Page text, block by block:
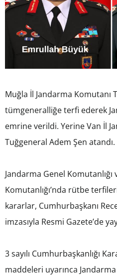
Muğla İl Jandarma Komutanı
tümgeneralliğe terfi ederek
emrine verildi. Yerine Van İl
Tuğgeneral Adem Şen atandı.
Jandarma Genel Komutanlığı
Komutanlığı’nda rütbe
kararlar, Cumhurbaşkanı
imzasıyla Resmi Gazete’de
3 sayılı Cumhurbaşkanlığı
maddeleri uyarınca Jandarma